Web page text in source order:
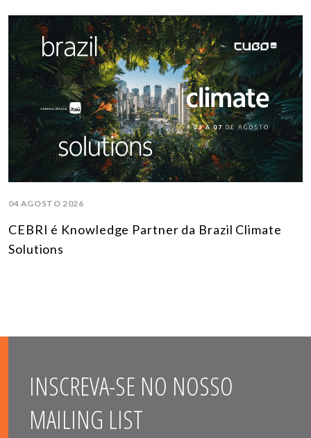
04 AGOSTO 2026
CEBRI é Knowledge Partner da Brazil Climate
Solutions
INSCREVA-SE NO NOSSO
MAILING LIST